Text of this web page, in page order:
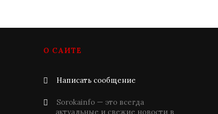
О САЙТЕ
Написать сообщение
Sorokainfo — это всегда
актуальные и свежие новости в